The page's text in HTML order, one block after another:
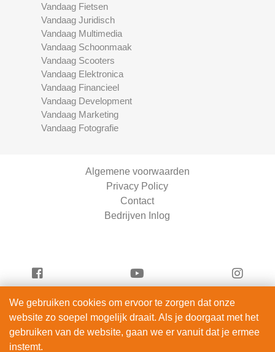
Vandaag Fietsen
Vandaag Juridisch
Vandaag Multimedia
Vandaag Schoonmaak
Vandaag Scooters
Vandaag Elektronica
Vandaag Financieel
Vandaag Development
Vandaag Marketing
Vandaag Fotografie
Algemene voorwaarden
Privacy Policy
Contact
Bedrijven Inlog
Vandaag Fietsen is onderdeel van
ServiceRight B.V. | KVK 90914872
We gebruiken cookies om ervoor te zorgen dat onze
website zo soepel mogelijk draait. Als je doorgaat met het
gebruiken van de website, gaan we er vanuit dat je ermee
instemt.